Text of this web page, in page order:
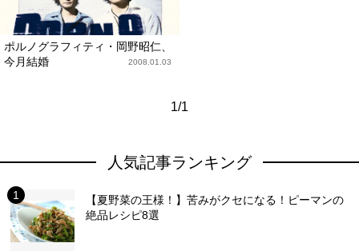
ポルノグラフィティ・岡野昭仁、
今月結婚
2008.01.03
1/1
人気記事ランキング
【夏野菜の王様！】苦みがクセになる！ピーマンの
絶品レシピ8選